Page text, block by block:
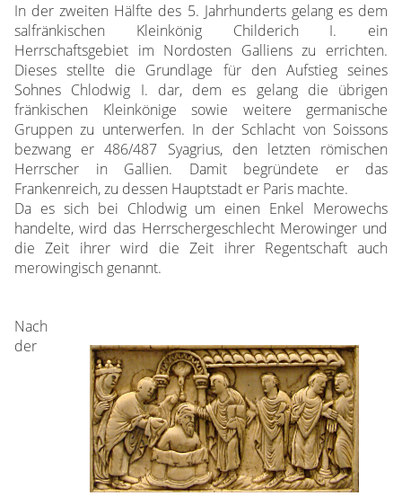
In der zweiten Hälfte des 5. Jahrhunderts gelang es dem
salfränkischen Kleinkönig Childerich I. ein
Herrschaftsgebiet im Nordosten Galliens zu errichten.
Dieses stellte die Grundlage für den Aufstieg seines
Sohnes Chlodwig I. dar, dem es gelang die übrigen
fränkischen Kleinkönige sowie weitere germanische
Gruppen zu unterwerfen. In der Schlacht von Soissons
bezwang er 486/487 Syagrius, den letzten römischen
Herrscher in Gallien. Damit begründete er das
Frankenreich, zu dessen Hauptstadt er Paris machte.
Da es sich bei Chlodwig um einen Enkel Merowechs
handelte, wird das Herrschergeschlecht Merowinger und
die Zeit ihrer wird die Zeit ihrer Regentschaft auch
merowingisch genannt.
Nach
der